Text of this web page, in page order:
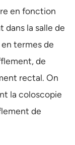
en fonction
dans la salle de
termes de
de
rectal. On
la coloscopie
de